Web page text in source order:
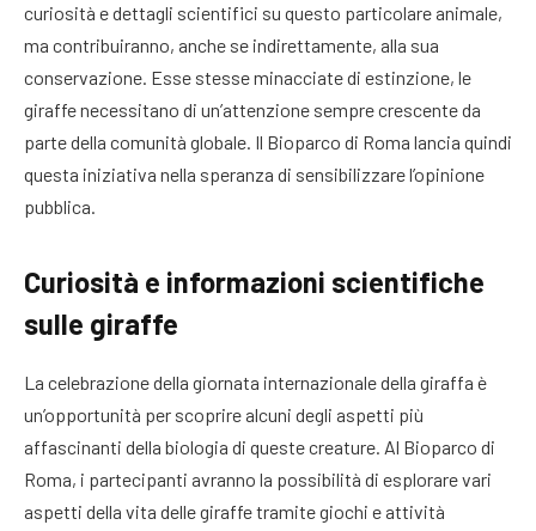
curiosità e dettagli scientifici su questo particolare animale,
ma contribuiranno, anche se indirettamente, alla sua
conservazione. Esse stesse minacciate di estinzione, le
giraffe necessitano di un’attenzione sempre crescente da
parte della comunità globale. Il Bioparco di Roma lancia quindi
questa iniziativa nella speranza di sensibilizzare l’opinione
pubblica.
Curiosità e informazioni scientifiche
sulle giraffe
La celebrazione della giornata internazionale della giraffa è
un’opportunità per scoprire alcuni degli aspetti più
affascinanti della biologia di queste creature. Al Bioparco di
Roma, i partecipanti avranno la possibilità di esplorare vari
aspetti della vita delle giraffe tramite giochi e attività